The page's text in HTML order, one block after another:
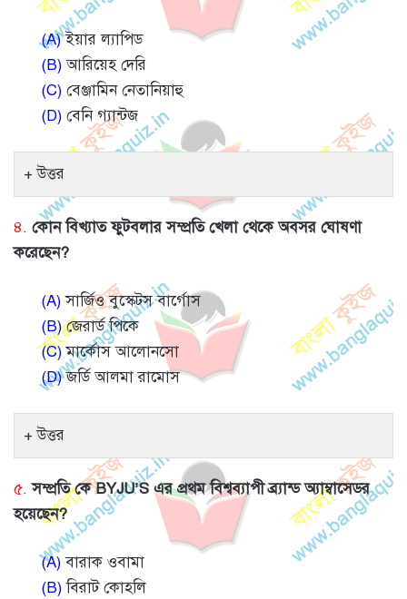
(A)ইয়ার ল্যাপিড
(B)আরিয়েহ দেরি
(C) বেঞ্জামিন নেতানিয়াহু
(D) বেনি গ্যান্টজ
উত্তর
৪. কোন বিখ্যাত ফুটবলার সম্প্রতি খেলা থেকে অবসর ঘোষণা
করেছেন?
(A)সার্জিও বুস্কেটস বার্গোস
(B)জেরার্ড পিকে
(C)মার্কোস আলোনসো
(D)জর্ডি আলমা রামোস
উত্তর
৫. সম্প্রতি কে BYJU’S এর প্রথম বিশ্বব্যাপী ব্র্যান্ড অ্যাম্বাসেডর
হয়েছেন?
(A)বারাক ওবামা
(B)বিরাট কোহলি